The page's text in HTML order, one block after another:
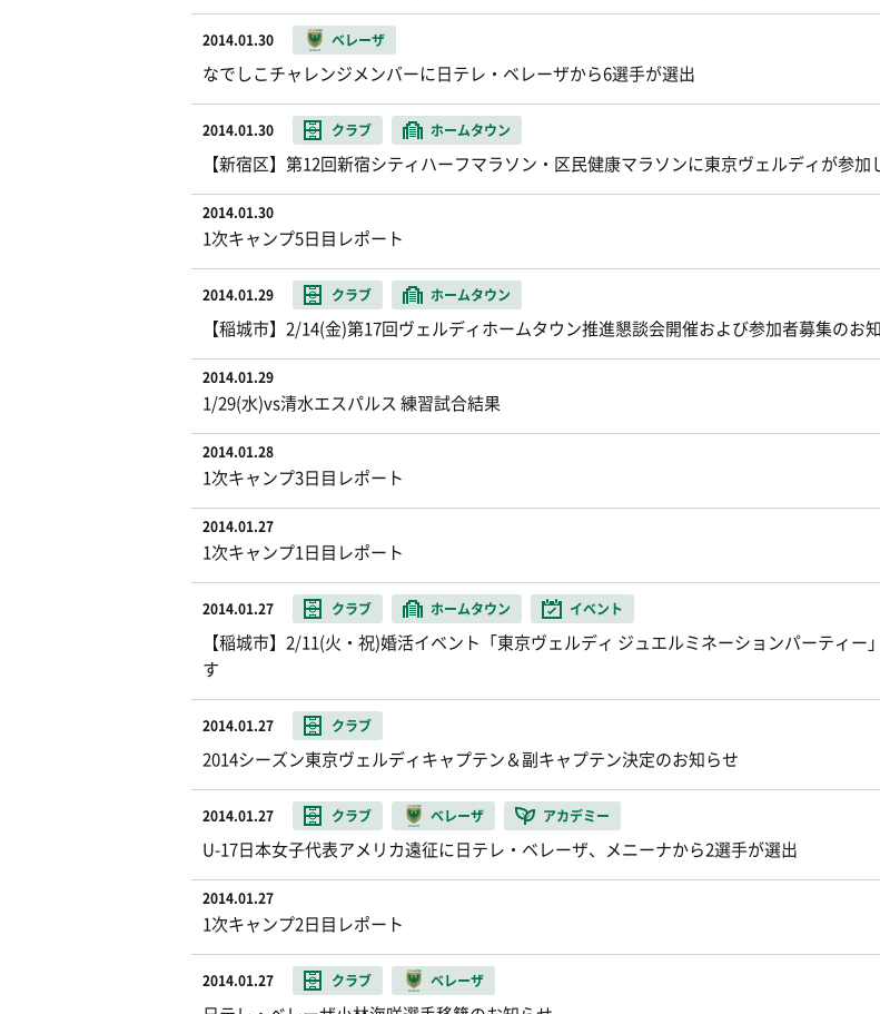
2014.01.30 ベレーザ
なでしこチャレンジメンバーに日テレ・ベレーザから6選手が選出
2014.01.30 クラブ ホームタウン
【新宿区】第12回新宿シティハーフマラソン・区民健康マラソンに東京ヴェルディが参加
2014.01.30
1次キャンプ5日目レポート
2014.01.29 クラブ ホームタウン
【稲城市】2/14(金)第17回ヴェルディホームタウン推進懇談会開催および参加者募集のお
2014.01.29
1/29(水)vs清水エスパルス 練習試合結果
2014.01.28
1次キャンプ3日目レポート
2014.01.27
1次キャンプ1日目レポート
2014.01.27 クラブ ホームタウン イベント
【稲城市】2/11(火・祝)婚活イベント「東京ヴェルディ ジュエルミネーションパーティー
す
2014.01.27 クラブ
2014シーズン東京ヴェルディキャプテン＆副キャプテン決定のお知らせ
2014.01.27 クラブ ベレーザ アカデミー
U-17日本女子代表アメリカ遠征に日テレ・ベレーザ、メニーナから2選手が選出
2014.01.27
1次キャンプ2日目レポート
2014.01.27 クラブ ベレーザ